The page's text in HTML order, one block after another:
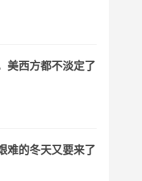
美西方都不淡定了
难的冬天又要来了